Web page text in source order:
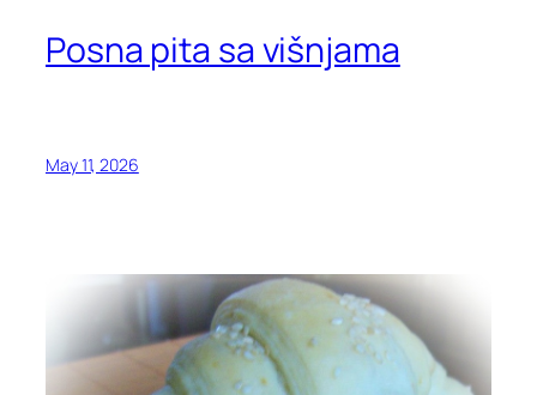
Posna pita sa višnjama
May 11, 2026